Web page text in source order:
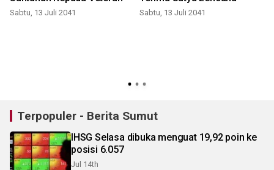
Sabtu, 13 Juli 2041 Sabtu, 13 Juli 2041
Terpopuler - Berita Sumut
IHSG Selasa dibuka menguat 19,92 poin ke
posisi 6.057
Jul 14th